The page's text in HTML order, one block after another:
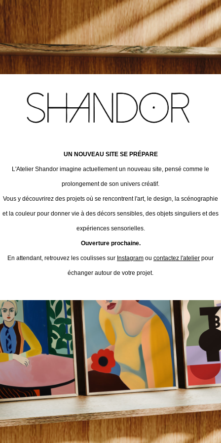
UN NOUVEAU SITE SE PRÉPARE
L'Atelier Shandor imagine actuellement un nouveau site, pensé comme le
prolongement de son univers créatif.
Vous y découvrirez des projets où se rencontrent l'art, le design, la scénographie
et la couleur pour donner vie à des décors sensibles, des objets singuliers et des
expériences sensorielles.
Ouverture prochaine.
En attendant, retrouvez les coulisses sur Instagram ou contactez l'atelier pour
échanger autour de votre projet.